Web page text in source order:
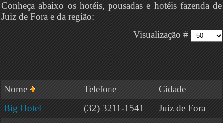
Conheça abaixo os hotéis, pousadas e hotéis fazenda de
Juiz de Fora e da região:
Visualização #
Nome Telefone
Cidade
Big Hotel
(32) 3211-1541
Juiz de Fora